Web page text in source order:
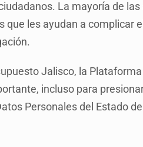
La mayoría de
les ayudan a complicar
Jalisco, la
incluso para
Personales del Estado